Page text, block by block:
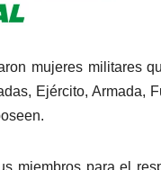
mujeres militares
Ejército, Armada,